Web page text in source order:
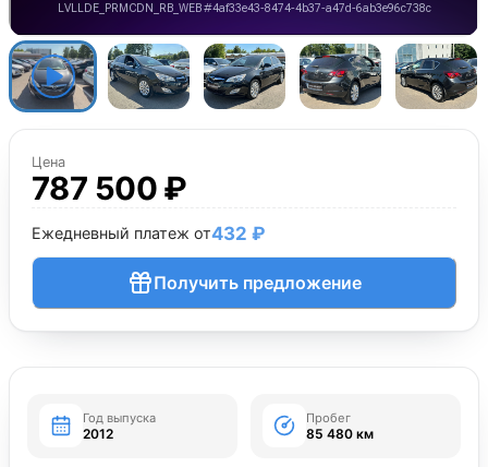
Цена
787 500 ₽
Ежедневный платеж от432 ₽
Получить предложение
Год выпуска
2012
Пробег
85 480 км